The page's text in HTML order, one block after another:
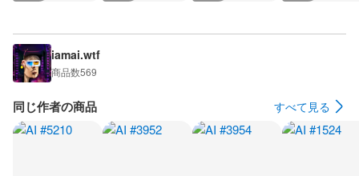
iamai.wtf
商品数569
同じ作者の商品 すべて見る